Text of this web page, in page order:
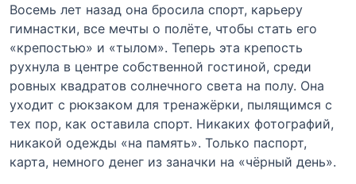
Восемь лет назад она бросила спорт, карьеру
гимнастки, все мечты о полёте, чтобы стать его
«крепостью» и «тылом». Теперь эта крепость
рухнула в центре собственной гостиной, среди
ровных квадратов солнечного света на полу. Она
уходит с рюкзаком для тренажёрки, пылящимся с
тех пор, как оставила спорт. Никаких фотографий,
никакой одежды «на память». Только паспорт,
карта, немного денег из заначки на «чёрный день».